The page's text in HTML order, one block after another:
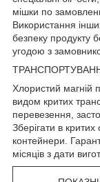
мішки по
Використання
безпеку продукту
угодою з
Хлористий магній
видом критих
перевезення,
Зберігати в
контейнери.
місяців з дати